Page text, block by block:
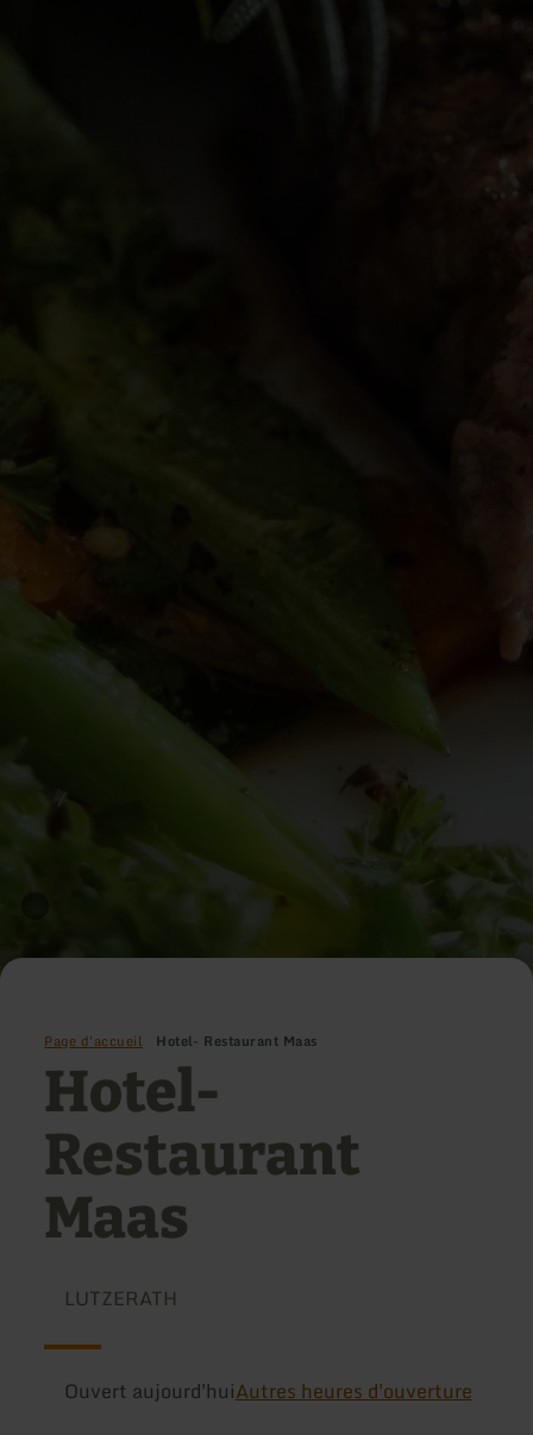
Page d'accueil Hotel- Restaurant Maas
Hotel-
Restaurant
Maas
LUTZERATH
Ouvert aujourd'huiAutres heures d'ouverture